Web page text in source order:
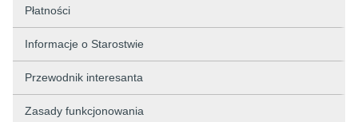
Płatności
Informacje o Starostwie
Przewodnik interesanta
Zasady funkcjonowania